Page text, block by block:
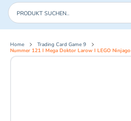
Produkte suchen
Home
Trading Card Game 9
Nummer 121 I Mega Doktor Larow I LEGO Ninjago